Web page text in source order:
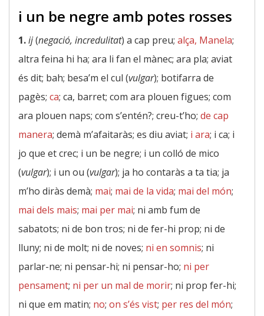
i un be negre amb potes rosses
1.ij(negació, incredulitat) a cap preu; alça, Manela;
altra feina hi ha; ara li fan el mànec; ara pla; aviat
és dit; bah; besa’m el cul (vulgar); botifarra de
pagès; ca; ca, barret; com ara plouen figues; com
ara plouen naps; com s’entén?; creu-t’ho; de cap
manera; demà m’afaitaràs; es diu aviat; i ara; i ca; i
jo que et crec; i un be negre; i un colló de mico
(vulgar); i un ou (vulgar); ja ho contaràs a ta tia; ja
m’ho diràs demà; mai; mai de la vida; mai del món;
mai dels mais; mai per mai; ni amb fum de
sabatots; ni de bon tros; ni de fer-hi prop; ni de
lluny; ni de molt; ni de noves; ni en somnis; ni
parlar-ne; ni pensar-hi; ni pensar-ho; ni per
pensament; ni per un mal de morir; ni prop fer-hi;
ni que em matin; no; on s’és vist; per res del món;